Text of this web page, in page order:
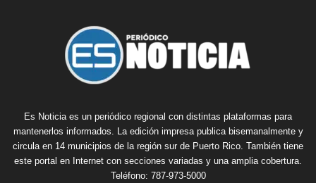
Es Noticia es un periódico regional con distintas plataformas para
mantenerlos informados. La edición impresa publica bisemanalmente y
circula en 14 municipios de la región sur de Puerto Rico. También tiene
este portal en Internet con secciones variadas y una amplia cobertura.
Teléfono: 787-973-5000